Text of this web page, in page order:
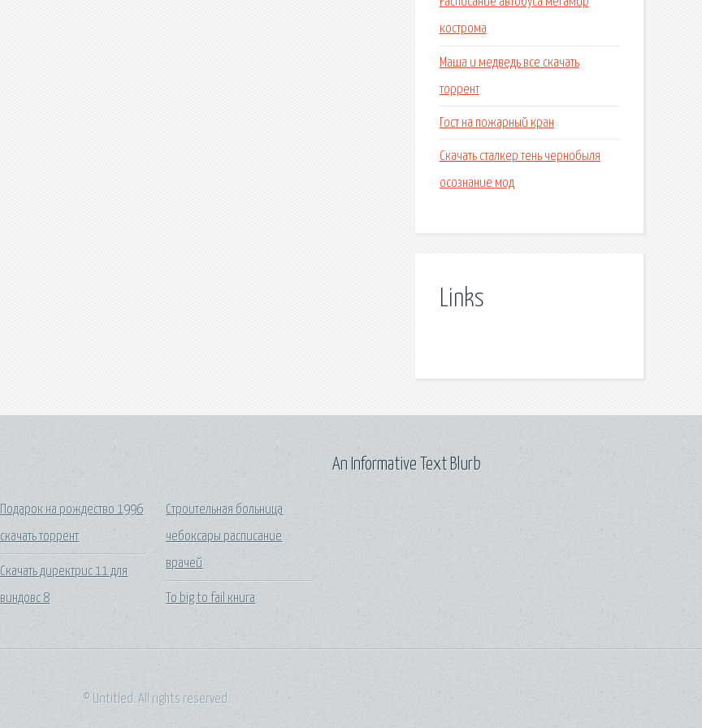
кострома
Маша и медведь все скачать
торрент
Гост на пожарный кран
Скачать сталкер тень чернобыля
осознание мод
Links
Подарок на рождество 1996
скачать торрент
Скачать директрис 11 для
виндовс 8
Строительная больница
чебоксары расписание
врачей
To big to fail книга
An Informative Text Blurb
© Untitled. All rights reserved.